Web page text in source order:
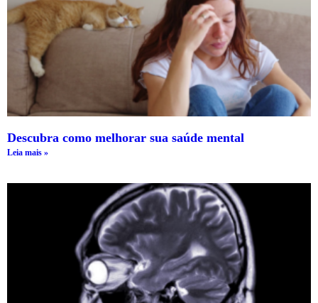
Descubra como melhorar sua saúde mental
Leia mais »